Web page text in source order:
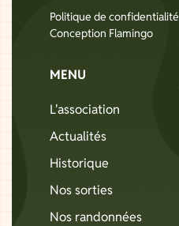
Politique de confidentialité
Conception Flamingo
MENU
L'association
Actualités
Historique
Nos sorties
Nos randonnées